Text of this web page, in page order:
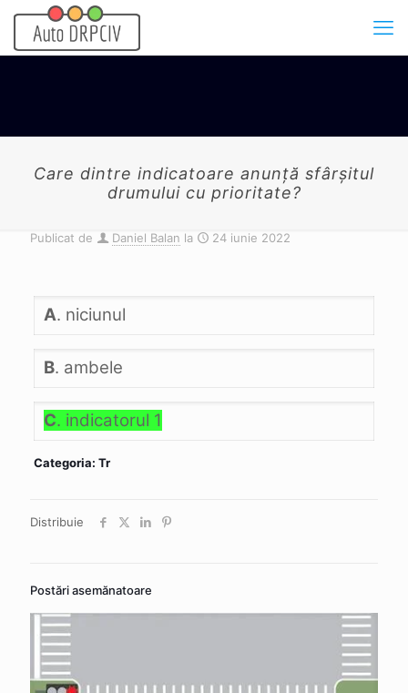
Care dintre indicatoare anunţă sfârşitul
drumului cu prioritate?
Publicat de Daniel Balan la 24 iunie 2022
A. niciunul
B. ambele
C. indicatorul 1
Categoria: Tr
Distribuie
Postări asemănatoare